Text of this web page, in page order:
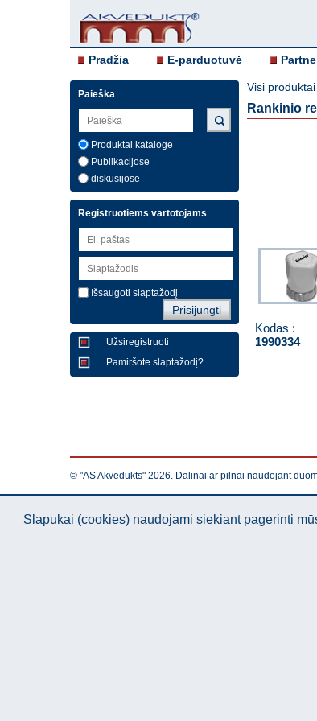
Pradžia E-parduotuvė
Paieška
Produktai kataloge
Publikacijose
diskusijose
Registruotiems vartotojams
Išsaugoti slaptažodį
Užsiregistruoti
Pamiršote slaptažodį?
Visi produktai
Rankinio
Kodas :
1990334
© "AS Akvedukts" 2026. Dalinai ar pilnai naudojant
Slapukai (cookies) naudojami siekiant pagerinti